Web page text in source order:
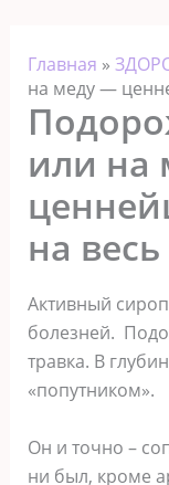
Главная »
на меду —
или на
на весь
Активный
болезней.
травка. В
«попутником».
Он и точно –
ни был, кроме